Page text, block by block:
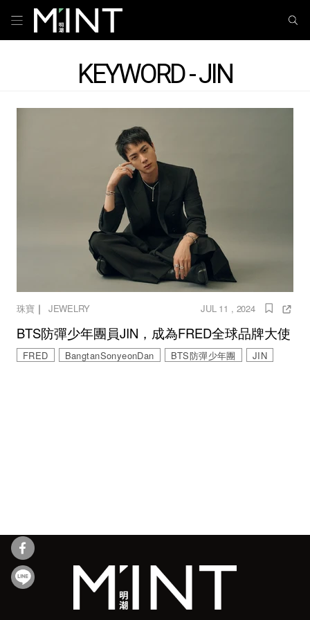
KEYWORD - JIN
珠寶｜ JEWELRY JUL 11 , 2024
BTS防彈少年團員JIN，成為FRED全球品牌大使
FRED BangtanSonyeonDan BTS防彈少年團 JIN